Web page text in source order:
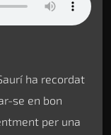
ha recordat
se en bon
per una